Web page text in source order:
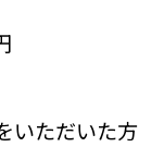
いただいた方